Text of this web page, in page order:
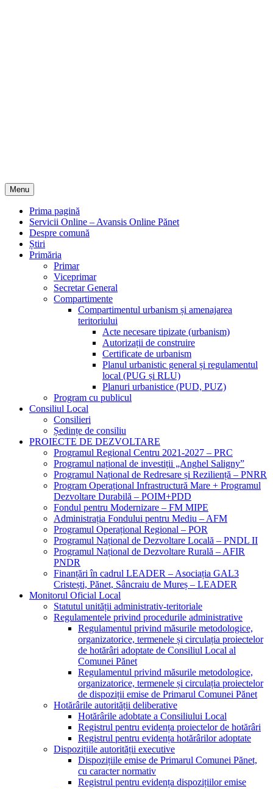
Menu
Prima pagină
Servicii Online – Avansis Online Pănet
Despre comună
Știri
Primăria
Primar
Viceprimar
Secretar General
Compartimente
Compartimentul urbanism și amenajarea
teritoriului
Acte necesare tipizate (urbanism)
Autorizații de construire
Certificate de urbanism
Planul urbanistic general și regulamentul
local (PUG și RLU)
Planuri urbanistice (PUD, PUZ)
Program cu publicul
Consiliul Local
Consilieri
Ședințe de consiliu
PROIECTE DE DEZVOLTARE
Programul Regional Centru 2021-2027 – PRC
Programul național de investiții „Anghel Saligny”
Programul Național de Redresare și Reziliență – PNRR
Program Operațional Infrastructură Mare + Programul
Dezvoltare Durabilă – POIM+PDD
Fondul pentru Modernizare – FM MIPE
Administrația Fondului pentru Mediu – AFM
Programul Operațional Regional – POR
Programul Național de Dezvoltare Locală – PNDL II
Programul Național de Dezvoltare Rurală – AFIR
PNDR
Finanțări în cadrul LEADER – Asociația GAL3
Cristești, Pănet, Sâncraiu de Mureș – LEADER
Monitorul Oficial Local
Statutul unității administrativ-teritoriale
Regulamentele privind procedurile administrative
Regulamentul privind măsurile metodologice,
organizatorice, termenele și circulația proiectelor
de hotărâri adoptate de Consiliul Local al
Comunei Pănet
Regulamentul privind măsurile metodologice,
organizatorice, termenele și circulația proiectelor
de dispoziții emise de Primarul Comunei Pănet
Hotărârile autorității deliberative
Hotărârile adobtate a Consiliului Local
Registrul pentru evidența proiectelor de hotărâri
Registrul pentru evidența hotărârilor adoptate
Dispozițiile autorității executive
Dispozițiile emise de Primarul Comunei Pănet,
cu caracter normativ
Registrul pentru evidența dispozițiilor emise